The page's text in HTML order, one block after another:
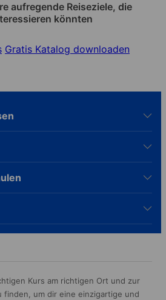
aufregende Reiseziele, die
könnten
Gratis Katalog downloaden
Kurs am richtigen Ort und zur
um dir eine einzigartige und